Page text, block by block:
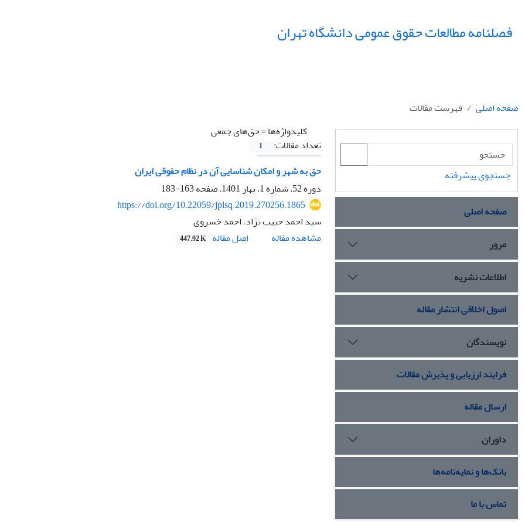
فصلنامه مطالعات حقوق عمومی دانشگاه تهران
صفحه اصلی
فهرست مقالات
کلیدواژه‌ها =حق‌های جمعی
تعداد مقالات:
1
حق به شهر و امکان شناسایی آن در نظام حقوقی ایران
دوره 52، شماره 1، بهار 1401، صفحه
163-183
https://doi.org/10.22059/jplsq.2019.270256.1865
سید احمد حبیب نژاد، احمد خسروی
مشاهده مقاله
اصل مقاله 447.92 K
جستجوی پیشرفته
صفحه اصلی
مرور
اطلاعات نشریه
اصول اخلاقی انتشار مقاله
نویسندگان
فرایند ارزیابی و پذیرش مقالات
ارسال مقاله
داوران
بانک‌ها و نمایه‌نامه‌ها
تماس با ما